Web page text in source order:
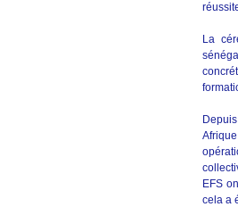
La
EFS
cela a